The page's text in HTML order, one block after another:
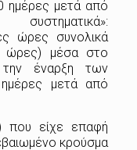
ημέρες μετά από
ώρες συνολικά
ώρες) μέσα στο
έναρξη των
μετά από
που είχε επαφή
κρούσμα